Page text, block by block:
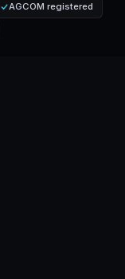
AGCOM registered